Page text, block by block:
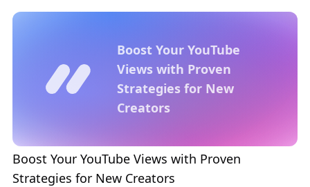
Boost Your YouTube
Views with Proven
Strategies for New
Creators
Boost Your YouTube Views with Proven
Strategies for New Creators